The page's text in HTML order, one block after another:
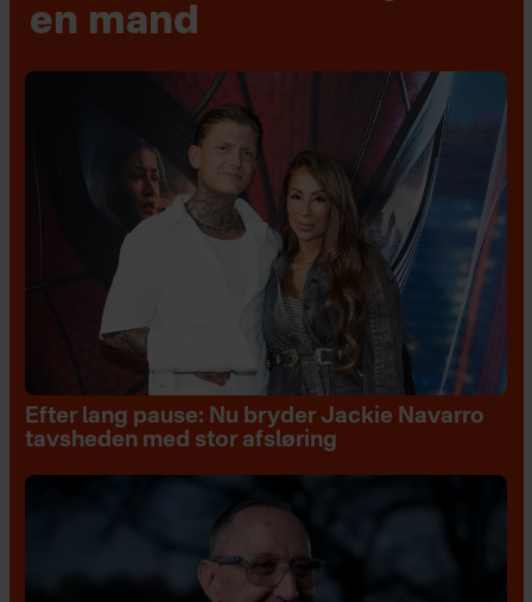
en mand
Efter lang pause: Nu bryder Jackie Navarro
tavsheden med stor afsløring